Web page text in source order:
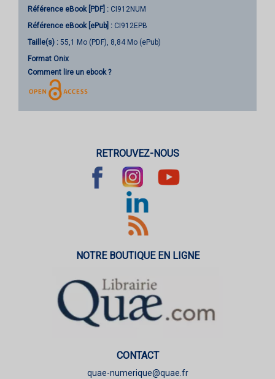
Référence eBook [PDF] : CI912NUM
Référence eBook [ePub] : CI912EPB
Taille(s) : 55,1 Mo (PDF), 8,84 Mo (ePub)
Format Onix
Comment lire un ebook ?
RETROUVEZ-NOUS
NOTRE BOUTIQUE EN LIGNE
CONTACT
quae-numerique@quae.fr